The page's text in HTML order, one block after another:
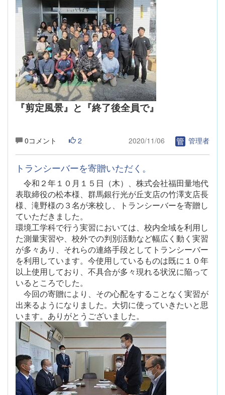
『剪定風景』と『終了後全員で』
0コメント 2 2020/11/06 管理者
トランシーバーを寄贈いただく。
令和２年１０月１５日（木）、株式会社福田量地代
表取締役の松本様、群馬銀行光が丘支店の竹澤支店長
様、滝野様の３名が来校し、トランシーバーを寄贈し
ていただきました。
環境工学科で行う実習においては、校内全域を利用し
た測量実習や、校外での判別活動など幅広く動く実習
が多々あり、それらの連絡手段としてトランシーバー
を利用しています。今使用しているものは既に１０年
以上使用しており、不具合が多々現れる状況に陥って
いるところでした。
今回の寄贈により、その心配をすることなく実習が
出来るようになりました。大切に使っていきたいと思
います。ありがとうございました。